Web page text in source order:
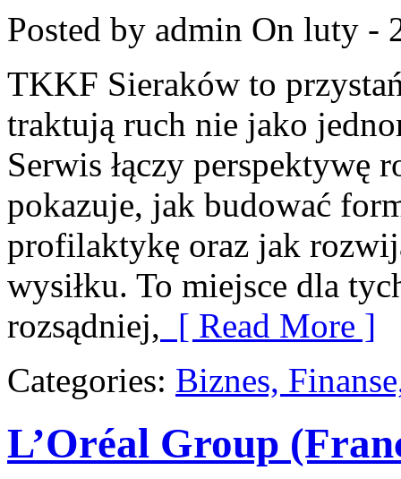
Posted by admin On luty -
TKKF Sieraków to
traktują ruch nie jako
Serwis łączy perspektywę
pokazuje, jak budować
profilaktykę oraz jak
wysiłku. To miejsce dla
rozsądniej, [ Read More ]
Categories: Biznes,
L’Oréal Group